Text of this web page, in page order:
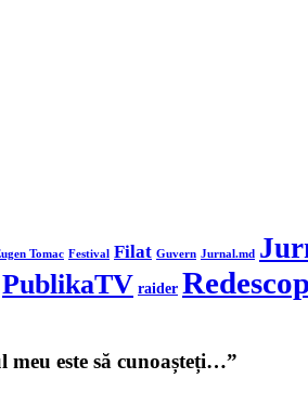
Tomac Festival Filat Guvern Jurnal.md
PublikaTV raider
este să cunoașteți…”